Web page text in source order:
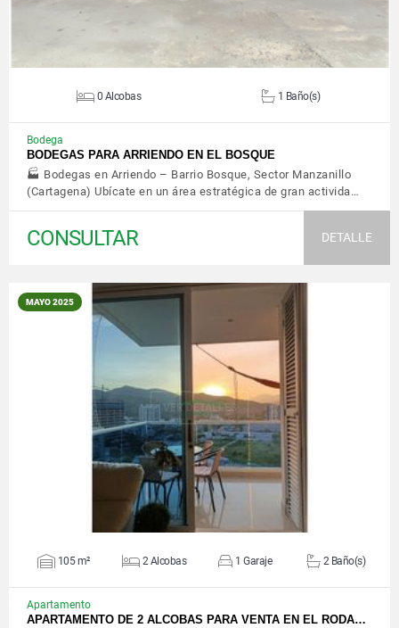
0 Alcobas 1 Baño(s)
Bodega
BODEGAS PARA ARRIENDO EN EL BOSQUE
🏭 Bodegas en Arriendo – Barrio Bosque, Sector Manzanillo
(Cartagena) Ubícate en un área estratégica de gran activida…
CONSULTAR DETALLE
MAYO 2025
VER DETALLES
105 m² 2 Alcobas 1 Garaje 2 Baño(s)
Apartamento
APARTAMENTO DE 2 ALCOBAS PARA VENTA EN EL RODA…